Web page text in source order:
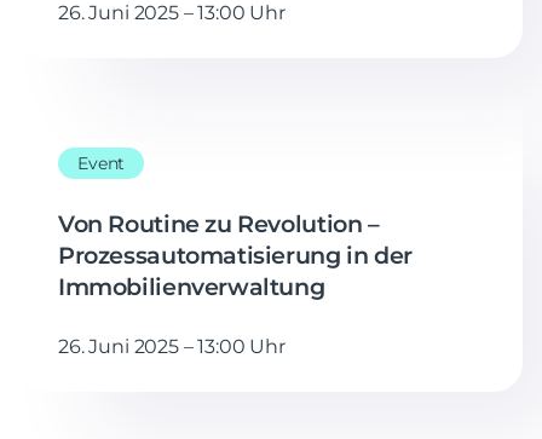
26. Juni 2025 – 13:00 Uhr
Event
Von Routine zu Revolution –
Prozessautomatisierung in der
Immobilienverwaltung
26. Juni 2025 – 13:00 Uhr